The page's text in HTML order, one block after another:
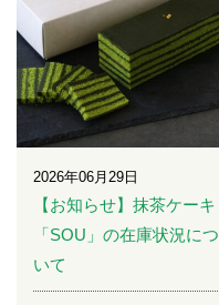
2026年06月29日
【お知らせ】抹茶ケーキ
「SOU」の在庫状況につ
いて